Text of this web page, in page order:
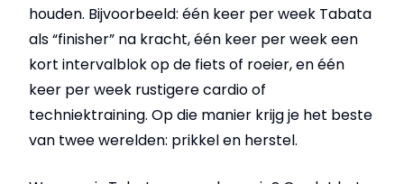
houden. Bijvoorbeeld: één keer per week Tabata
als “finisher” na kracht, één keer per week een
kort intervalblok op de fiets of roeier, en één
keer per week rustigere cardio of
techniektraining. Op die manier krijg je het beste
van twee werelden: prikkel en herstel.